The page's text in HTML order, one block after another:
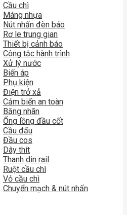
Cầu chì
Máng nhựa
Nút nhấn đèn báo
Rơ le trung gian
Thiết bị cảnh báo
Công tắc hành trình
Xử lý nước
Biến áp
Phụ kiện
Điện trở xả
Cảm biến an toàn
Băng nhãn
Ống lồng đầu cốt
Cầu đấu
Đầu cos
Dây thít
Thanh din rail
Ruột cầu chì
Vỏ cầu chì
Chuyển mạch & nút nhấn